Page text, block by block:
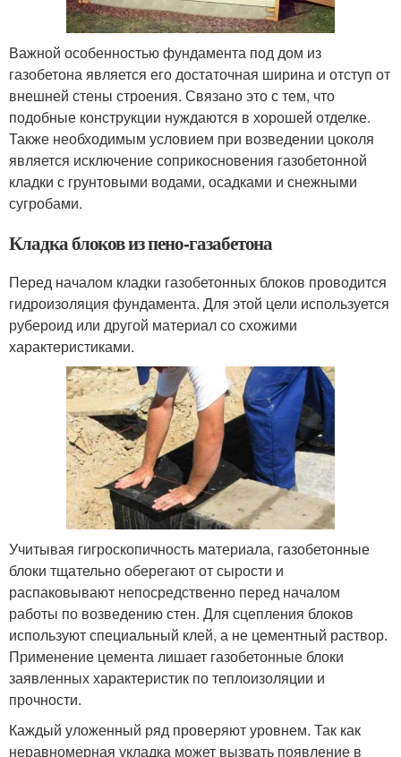
Важной особенностью фундамента под дом из
газобетона является его достаточная ширина и отступ от
внешней стены строения. Связано это с тем, что
подобные конструкции нуждаются в хорошей отделке.
Также необходимым условием при возведении цоколя
является исключение соприкосновения газобетонной
кладки с грунтовыми водами, осадками и снежными
сугробами.
Кладка блоков из пено-газабетона
Перед началом кладки газобетонных блоков проводится
гидроизоляция фундамента. Для этой цели используется
рубероид или другой материал со схожими
характеристиками.
Учитывая гигроскопичность материала, газобетонные
блоки тщательно оберегают от сырости и
распаковывают непосредственно перед началом
работы по возведению стен. Для сцепления блоков
используют специальный клей, а не цементный раствор.
Применение цемента лишает газобетонные блоки
заявленных характеристик по теплоизоляции и
прочности.
Каждый уложенный ряд проверяют уровнем. Так как
неравномерная укладка может вызвать появление в